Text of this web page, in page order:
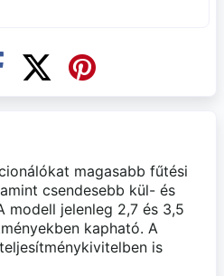
magasabb fűtési
csendesebb kül- és
modell jelenleg 2,7 és 3,5
kapható. A
is